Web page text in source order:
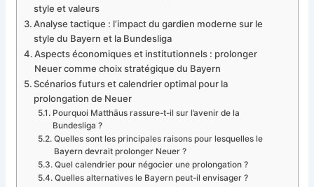
style et valeurs
Analyse tactique : l’impact du gardien moderne sur le
style du Bayern et la Bundesliga
Aspects économiques et institutionnels : prolonger
Neuer comme choix stratégique du Bayern
Scénarios futurs et calendrier optimal pour la
prolongation de Neuer
Pourquoi Matthäus rassure-t-il sur l’avenir de la
Bundesliga ?
Quelles sont les principales raisons pour lesquelles le
Bayern devrait prolonger Neuer ?
Quel calendrier pour négocier une prolongation ?
Quelles alternatives le Bayern peut-il envisager ?